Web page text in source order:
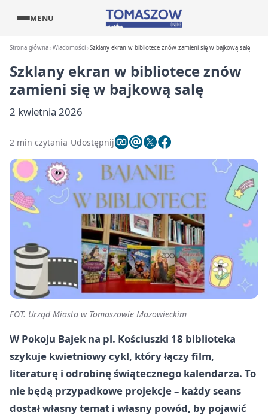
MENU
Strona główna Wiadomości Szklany ekran w bibliotece znów zamieni się w bajkową salę
Szklany ekran w bibliotece znów
zamieni się w bajkową salę
2 kwietnia 2026
2 min czytania Udostępnij
FOT. Urząd Miasta w Tomaszowie Mazowieckim
W Pokoju Bajek na pl. Kościuszki 18 biblioteka
szykuje kwietniowy cykl, który łączy film,
literaturę i odrobinę świątecznego kalendarza. To
nie będą przypadkowe projekcje – każdy seans
dostał własny temat i własny powód, by pojawić